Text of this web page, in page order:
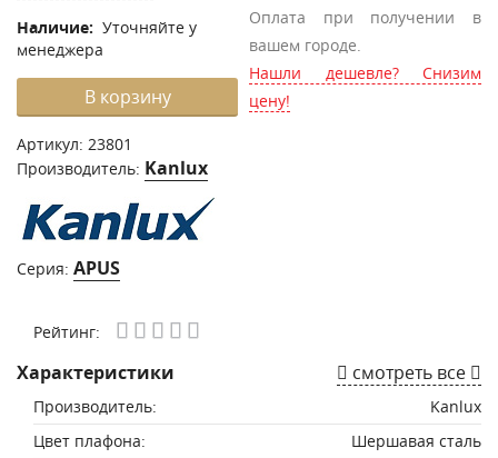
Наличие: Уточняйте у
менеджера
В корзину
Артикул: 23801
Производитель: Kanlux
Серия: APUS
Оплата при получении в
вашем городе.
Нашли дешевле? Снизим
цену!
Рейтинг:
Характеристики смотреть все
Производитель:
Kanlux
Цвет плафона:
Шершавая сталь